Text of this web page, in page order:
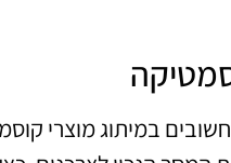
במיתוג מוצרי